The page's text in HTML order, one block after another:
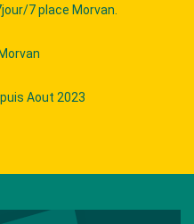
7 place Morvan.
Aout 2023